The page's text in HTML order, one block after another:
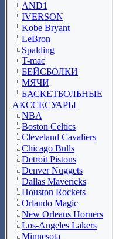
AND1
IVERSON
Kobe Bryant
LeBron
Spalding
T-mac
БЕЙСБОЛКИ
МЯЧИ
БАСКЕТБОЛЬНЫЕ
АКССЕСУАРЫ
NBA
Boston Celtics
Cleveland Cavaliers
Chicago Bulls
Detroit Pistons
Denver Nuggets
Dallas Mavericks
Houston Rockets
Orlando Magic
New Orleans Horners
Los-Angeles Lakers
Minnesota